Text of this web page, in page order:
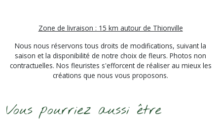
Zone de livraison : 15 km autour de Thionville
Nous nous réservons tous droits de modifications, suivant la
saison et la disponibilité de notre choix de fleurs. Photos non
contractuelles. Nos fleuristes s'efforcent de réaliser au mieux les
créations que nous vous proposons.
Vous pourriez aussi être